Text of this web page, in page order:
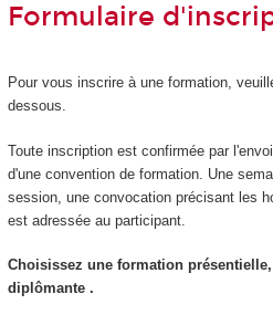
Formulaire
Pour vous inscrire à une formation,
dessous.
Toute inscription est confirmée par
d'une convention de formation. Une
session, une convocation précisant les
est adressée au participant.
Choisissez une formation
diplômante .